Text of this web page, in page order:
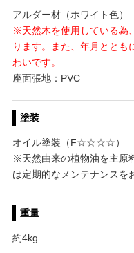
アルダー材（ホワイト色）
※天然木を使用している為
ります。また、年月とと
わいです。
座面張地：PVC
塗装
オイル塗装（F☆☆☆☆）
※天然由来の植物油を主原
は定期的なメンテナンスを
重量
約4kg